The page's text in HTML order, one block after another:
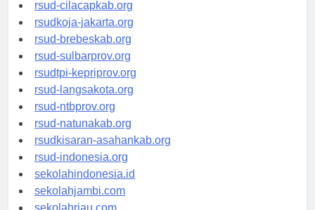
rsud-cilacapkab.org
rsudkoja-jakarta.org
rsud-brebeskab.org
rsud-sulbarprov.org
rsudtpi-kepriprov.org
rsud-langsakota.org
rsud-ntbprov.org
rsud-natunakab.org
rsudkisaran-asahankab.org
rsud-indonesia.org
sekolahindonesia.id
sekolahjambi.com